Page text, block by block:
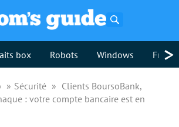
box Robots Windows >
Sécurité
Clients BoursoBank,
: votre compte bancaire est en